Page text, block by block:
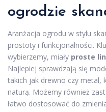
ogrodzie
Aranżacja ogrodu w stylu
prostoty i funkcjonalności.
wybierzemy, miały proste
Najlepiej sprawdzają się
takich jak drewno czy metal,
naturą. Możemy również
łatwo dostosować do